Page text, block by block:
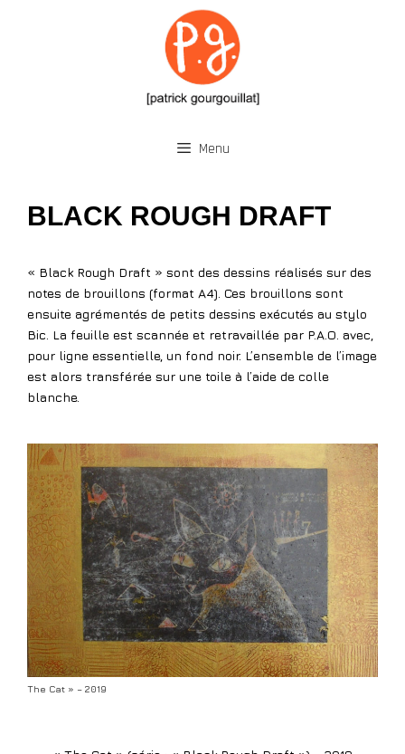
Menu
BLACK ROUGH DRAFT
« Black Rough Draft » sont des dessins réalisés sur des
notes de brouillons (format A4). Ces brouillons sont
ensuite agrémentés de petits dessins exécutés au stylo
Bic. La feuille est scannée et retravaillée par P.A.O. avec,
pour ligne essentielle, un fond noir. L’ensemble de l’image
est alors transférée sur une toile à l’aide de colle
blanche.
The Cat » – 2019